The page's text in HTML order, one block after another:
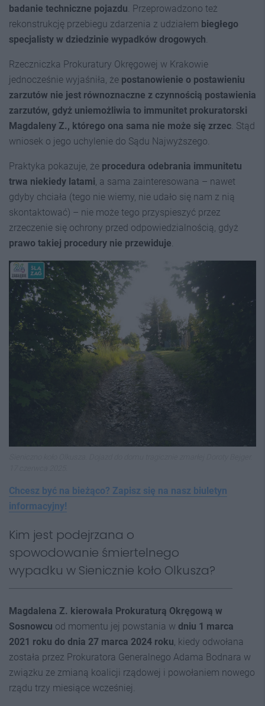
badanie techniczne pojazdu. Przeprowadzono też
rekonstrukcję przebiegu zdarzenia z udziałem biegłego
specjalisty w dziedzinie wypadków drogowych.
Rzeczniczka Prokuratury Okręgowej w Krakowie
jednocześnie wyjaśniła, że postanowienie o postawieniu
zarzutów nie jest równoznaczne z czynnością postawienia
zarzutów, gdyż uniemożliwia to immunitet prokuratorski
Magdaleny Z., którego ona sama nie może się zrzec. Stąd
wniosek o jego uchylenie do Sądu Najwyższego.
Praktyka pokazuje, że procedura odebrania immunitetu
trwa niekiedy latami, a sama zainteresowana – nawet
gdyby chciała (tego nie wiemy, nie udało się nam z nią
skontaktować) – nie może tego przyspieszyć przez
zrzeczenie się ochrony przed odpowiedzialnością, gdyż
prawo takiej procedury nie przewiduje.
Chcesz być na bieżąco? Zapisz się na nasz biuletyn
informacyjny!
Kim jest podejrzana o
spowodowanie śmiertelnego
wypadku w Sienicznie koło Olkusza?
Magdalena Z. kierowała Prokuraturą Okręgową w
Sosnowcu od momentu jej powstania w dniu 1 marca
2021 roku do dnia 27 marca 2024 roku , kiedy odwołana
została przez Prokuratora Generalnego Adama Bodnara w
związku ze zmianą koalicji rządowej i powołaniem nowego
rządu trzy miesiące wcześniej.